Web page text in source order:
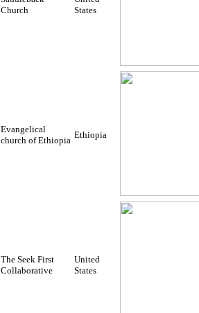
Church
States
Evangelical
church of Ethiopia
Ethiopia
The Seek First
Collaborative
United
States